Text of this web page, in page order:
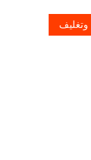
وتغليف